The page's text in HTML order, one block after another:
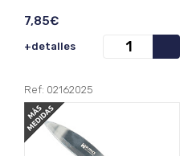
7,85€
+detalles
Ref: 02162025